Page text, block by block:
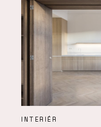
INTERIÉR